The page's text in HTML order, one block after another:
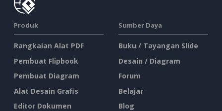
Produk
Rangkaian Alat PDF
Pembuat Flipbook
Pembuat Diagram
Alat Desain Grafis
Editor Dokumen
Sumber Daya
Buku / Tayangan Slide
Desain / Diagram
Forum
Belajar
Blog